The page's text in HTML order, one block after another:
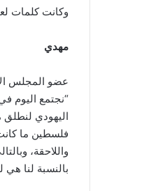
وكانت كلمات
مهدي
عضو المجلس
“نجتمع اليوم
اليهودي لنطلق
فلسطين ما كانت
واللاحقة،
بالنسبة لنا